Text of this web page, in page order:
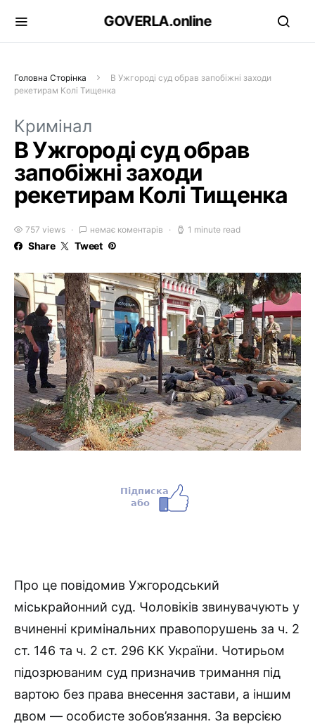
GOVERLA.online
Головна Сторінка
В Ужгороді суд обрав запобіжні заходи
рекетирам Колі Тищенка
Кримінал
В Ужгороді суд обрав
запобіжні заходи
рекетирам Колі Тищенка
757 views немає коментарів 1 minute read
Share Tweet
Про це повідомив Ужгородський
міськрайонний суд. Чоловіків звинувачують у
вчиненні кримінальних правопорушень за ч. 2
ст. 146 та ч. 2 ст. 296 КК України. Чотирьом
підозрюваним суд призначив тримання під
вартою без права внесення застави, а іншим
двом — особисте зобов’язання. За версією